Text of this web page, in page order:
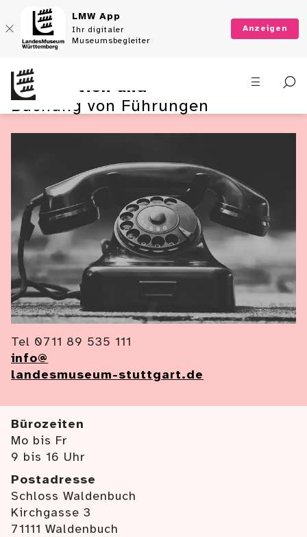
LMW App
Ihr digitaler
Museumsbegleiter
Anzeigen
Information und
Buchung von Führungen
Tel 0711 89 535 111
info@
landesmuseum-stuttgart.de
Bürozeiten
Mo bis Fr
9 bis 16 Uhr
Postadresse
Schloss Waldenbuch
Kirchgasse 3
71111 Waldenbuch